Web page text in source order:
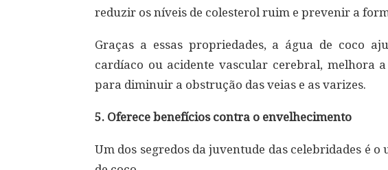
reduzir os níveis de colesterol ruim e prevenir a
Graças a essas propriedades, a água de coco
cardíaco ou acidente vascular cerebral, melhora
para diminuir a obstrução das veias e as varizes.
5. Oferece benefícios contra o envelhecimento
Um dos segredos da juventude das celebridades é o